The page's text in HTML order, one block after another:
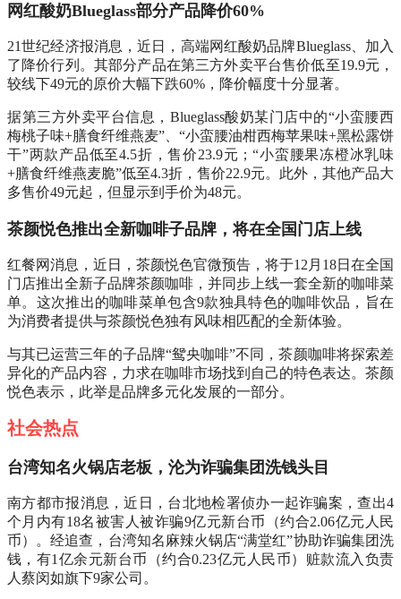
网红酸奶Blueglass部分产品降价60%
21世纪经济报消息，近日，高端网红酸奶品牌Blueglass、加入
了降价行列。其部分产品在第三方外卖平台售价低至19.9元，
较线下49元的原价大幅下跌60%，降价幅度十分显著。
据第三方外卖平台信息，Blueglass酸奶某门店中的“小蛮腰西
梅桃子味+膳食纤维燕麦”、“小蛮腰油柑西梅苹果味+黑松露饼
干”两款产品低至4.5折，售价23.9元；“小蛮腰果冻橙冰乳味
+膳食纤维燕麦脆”低至4.3折，售价22.9元。此外，其他产品大
多售价49元起，但显示到手价为48元。
茶颜悦色推出全新咖啡子品牌，将在全国门店上线
红餐网消息，近日，茶颜悦色官微预告，将于12月18日在全国
门店推出全新子品牌茶颜咖啡，并同步上线一套全新的咖啡菜
单。这次推出的咖啡菜单包含9款独具特色的咖啡饮品，旨在
为消费者提供与茶颜悦色独有风味相匹配的全新体验。
与其已运营三年的子品牌“鸳央咖啡”不同，茶颜咖啡将探索差
异化的产品内容，力求在咖啡市场找到自己的特色表达。茶颜
悦色表示，此举是品牌多元化发展的一部分。
社会热点
台湾知名火锅店老板，沦为诈骗集团洗钱头目
南方都市报消息，近日，台北地检署侦办一起诈骗案，查出4
个月内有18名被害人被诈骗9亿元新台币（约合2.06亿元人民
币）。经追查，台湾知名麻辣火锅店“满堂红”协助诈骗集团洗
钱，有1亿余元新台币（约合0.23亿元人民币）赃款流入负责
人蔡闵如旗下9家公司。